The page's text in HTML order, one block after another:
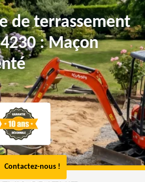
de terrassement
: Maçon
Contactez-nous !